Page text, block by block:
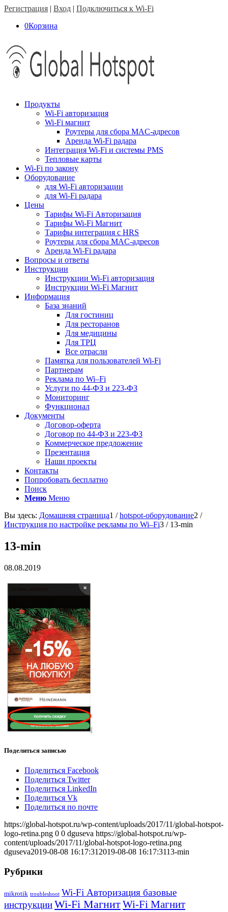
Регистрация | Вход | Подключиться к Wi-Fi
0Корзина
Продукты
Wi-Fi авторизация
Wi-Fi магнит
Роутеры для сбора MAC-адресов
Аренда Wi-Fi радара
Интеграция Wi-Fi и системы PMS
Тепловые карты
Wi-Fi по закону
Оборудование
для Wi-Fi авторизации
для Wi-Fi радара
Цены
Тарифы Wi-Fi Авторизация
Тарифы Wi-Fi Магнит
Тарифы интеграция с HRS
Роутеры для сбора MAC-адресов
Аренда Wi-Fi радара
Вопросы и ответы
Инструкции
Инструкции Wi-Fi авторизация
Инструкции Wi-Fi Магнит
Информация
База знаний
Для гостиниц
Для ресторанов
Для медицины
Для ТРЦ
Все отрасли
Памятка для пользователей Wi-Fi
Партнерам
Реклама по Wi–Fi
Услуги по 44-ФЗ и 223-ФЗ
Мониторинг
Функционал
Документы
Договор-оферта
Договор по 44-ФЗ и 223-ФЗ
Коммерческое предложение
Презентация
Наши проекты
Контакты
Попробовать бесплатно
Поиск
Меню Меню
Вы здесь: Домашняя страница1 / hotspot-оборудование2 /
Инструкция по настройке рекламы по Wi–Fi3 / 13-min
13-min
08.08.2019
Поделиться записью
Поделиться Facebook
Поделиться Twitter
Поделиться LinkedIn
Поделиться Vk
Поделиться по почте
https://global-hotspot.ru/wp-content/uploads/2017/11/global-hotspot-
logo-retina.png 0 0 dguseva https://global-hotspot.ru/wp-
content/uploads/2017/11/global-hotspot-logo-retina.png
dguseva2019-08-08 16:17:31 2019-08-08 16:17:3113-min
Рубрики
mikrotik troubleshoot Wi-Fi Авторизация базовые
инструкцииWi-Fi МагнитWi-Fi Магнит